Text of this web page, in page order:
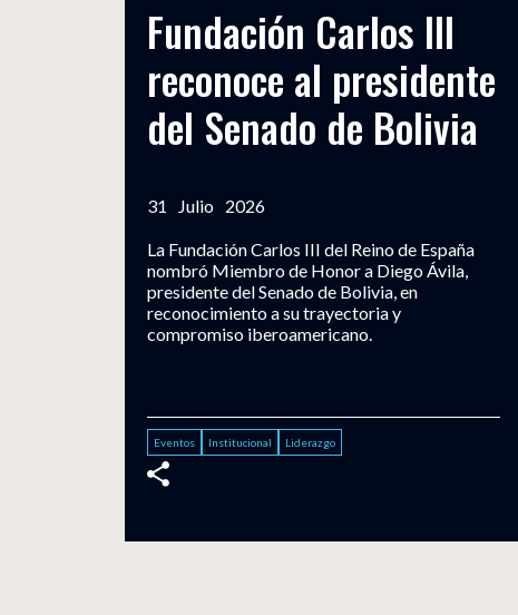
Fundación Carlos III
reconoce al presidente
del Senado de Bolivia
31 Julio 2026
La Fundación Carlos III del Reino de España
nombró Miembro de Honor a Diego Ávila,
presidente del Senado de Bolivia, en
reconocimiento a su trayectoria y
compromiso iberoamericano.
Eventos Institucional Liderazgo